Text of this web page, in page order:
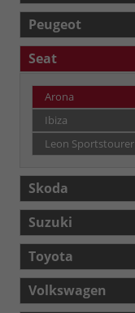
Peugeot
Seat
Arona
Ibiza
Leon Sportstourer
Skoda
Suzuki
Toyota
Volkswagen